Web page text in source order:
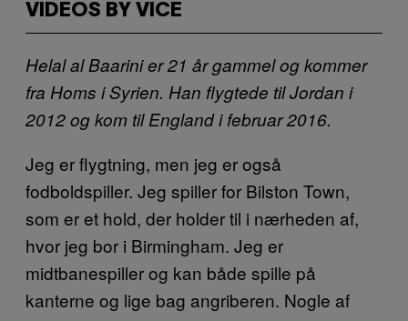
VIDEOS BY VICE
Helal al Baarini er 21 år gammel og kommer
fra Homs i Syrien. Han flygtede til Jordan i
2012 og kom til England i februar 2016.
Jeg er flygtning, men jeg er også
fodboldspiller. Jeg spiller for Bilston Town,
som er et hold, der holder til i nærheden af,
hvor jeg bor i Birmingham. Jeg er
midtbanespiller og kan både spille på
kanterne og lige bag angriberen. Nogle af